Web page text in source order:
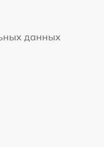
данных